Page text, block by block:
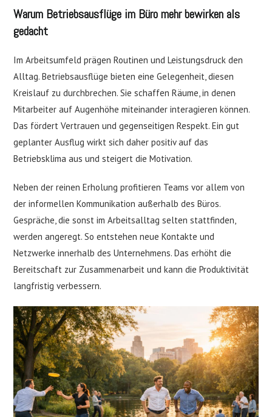
Warum Betriebsausflüge im Büro mehr bewirken als
gedacht
Im Arbeitsumfeld prägen Routinen und Leistungsdruck den
Alltag. Betriebsausflüge bieten eine Gelegenheit, diesen
Kreislauf zu durchbrechen. Sie schaffen Räume, in denen
Mitarbeiter auf Augenhöhe miteinander interagieren können.
Das fördert Vertrauen und gegenseitigen Respekt. Ein gut
geplanter Ausflug wirkt sich daher positiv auf das
Betriebsklima aus und steigert die Motivation.
Neben der reinen Erholung profitieren Teams vor allem von
der informellen Kommunikation außerhalb des Büros.
Gespräche, die sonst im Arbeitsalltag selten stattfinden,
werden angeregt. So entstehen neue Kontakte und
Netzwerke innerhalb des Unternehmens. Das erhöht die
Bereitschaft zur Zusammenarbeit und kann die Produktivität
langfristig verbessern.